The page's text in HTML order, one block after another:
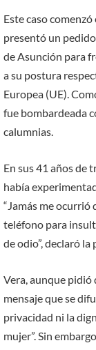
Este caso
presentó un
de Asunción para
a su postura
Europea (UE).
fue bombardeada
calumnias.
En sus 41 años de
había
“Jamás me
teléfono para
de odio”, declaró
Vera, aunque pidió
mensaje que se
privacidad ni la
mujer”. Sin